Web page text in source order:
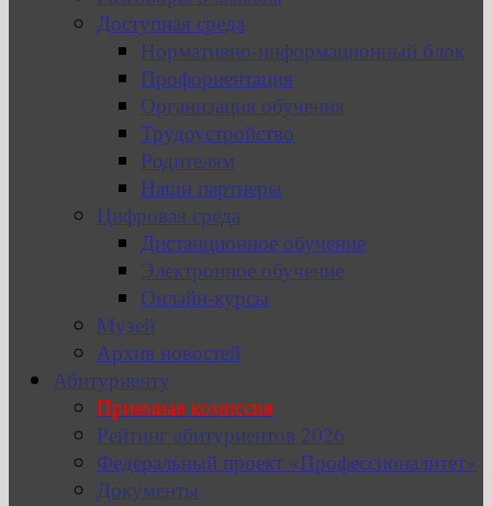
Доступная среда
Нормативно-информационный блок
Профориентация
Организация обучения
Трудоустройство
Родителям
Наши партнеры
Цифровая среда
Дистанционное обучение
Электронное обучение
Онлайн-курсы
Музей
Архив новостей
Абитуриенту
Приемная комиссия
Рейтинг абитуриентов 2026
Федеральный проект «Профессионалитет»
Документы